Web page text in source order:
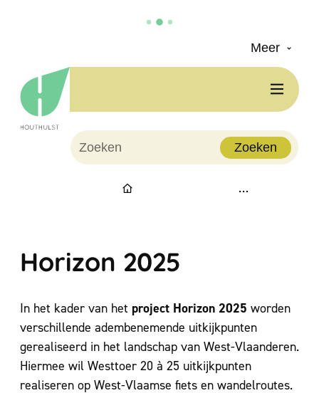
Meer
Houthulst
Waarmee kunnen we jou helpen?
Zoeken
Horizon 2025
In het kader van het project Horizon 2025 worden
verschillende adembenemende uitkijkpunten
gerealiseerd in het landschap van West-Vlaanderen.
Hiermee wil Westtoer 20 à 25 uitkijkpunten
realiseren op West-Vlaamse fiets en wandelroutes.